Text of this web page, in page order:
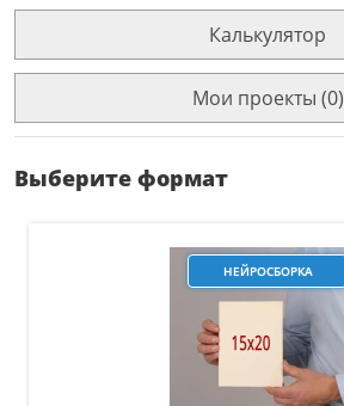
Калькулятор
Мои проекты (0)
Выберите формат
НЕЙРОСБОРКА